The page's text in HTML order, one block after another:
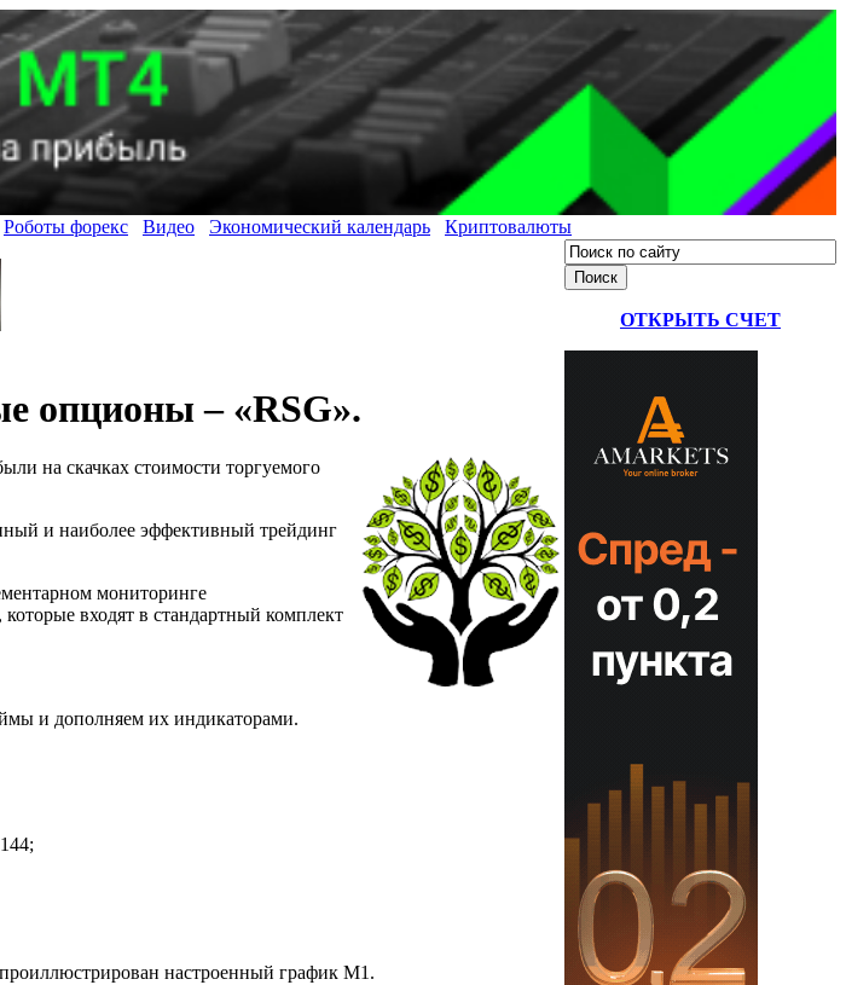
Роботы форекс Видео Экономический календарь Криптовалюты
опционы – «RSG».
на скачках стоимости торгуемого
и наиболее эффективный трейдинг
мониторинге
, которые входят в стандартный комплект
и дополняем их индикаторами.
настроенный график М1.
ОТКРЫТЬ СЧЕТ